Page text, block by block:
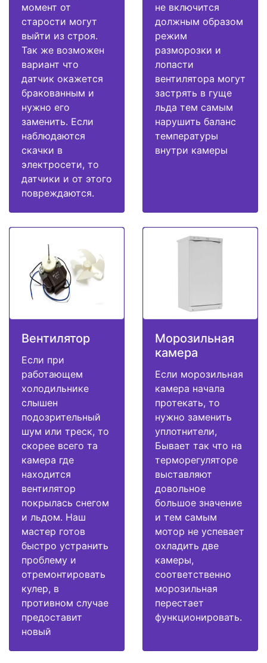
момент от
старости могут
выйти из строя.
Так же возможен
вариант что
датчик окажется
бракованным и
нужно его
заменить. Если
наблюдаются
скачки в
электросети, то
датчики и от этого
повреждаются.
не включится
должным образом
режим
разморозки и
лопасти
вентилятора могут
застрять в гуще
льда тем самым
нарушить баланс
температуры
внутри камеры
Вентилятор
Если при
работающем
холодильнике
слышен
подозрительный
шум или треск, то
скорее всего та
камера где
находится
вентилятор
покрылась снегом
и льдом. Наш
мастер готов
быстро устранить
проблему и
отремонтировать
кулер, в
противном случае
предоставит
новый
Морозильная
камера
Если морозильная
камера начала
протекать, то
нужно заменить
уплотнители,
Бывает так что на
терморегуляторе
выставляют
довольное
большое значение
и тем самым
мотор не успевает
охладить две
камеры,
соответственно
морозильная
перестает
функционировать.